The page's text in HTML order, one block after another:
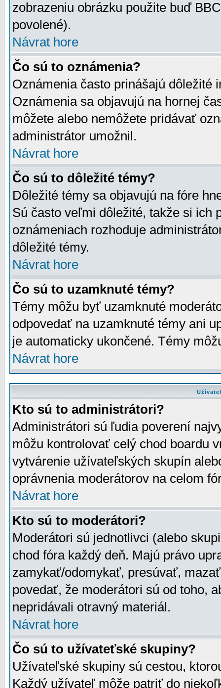
zobrazeniu obrázku použite buď
povolené).
Návrat hore
Čo sú to oznámenia?
Oznámenia často prinášajú dôležité
Oznámenia sa objavujú na hornej
môžete alebo nemôžete pridávať
administrátor umožnil.
Návrat hore
Čo sú to dôležité témy?
Dôležité témy sa objavujú na fóre
Sú často veľmi dôležité, takže si ich
oznámeniach rozhoduje
dôležité témy.
Návrat hore
Čo sú to uzamknuté témy?
Témy môžu byť uzamknuté
odpovedať na uzamknuté témy ani
je automaticky ukončené. Témy
Návrat hore
Kto sú to administrátori?
Administrátori sú ľudia poverení
môžu kontrolovať celý chod boardu
vytvárenie užívateľských skupín
oprávnenia moderátorov na celom
Návrat hore
Kto sú to moderátori?
Moderátori sú jednotlivci (alebo
chod fóra každý deň. Majú právo
zamykať/odomykať, presúvať,
povedať, že moderátori sú od toho,
nepridávali otravný materiál.
Návrat hore
Čo sú to užívateťské skupiny?
Užívateľské skupiny sú cestou,
Každý užívateľ môže patriť do